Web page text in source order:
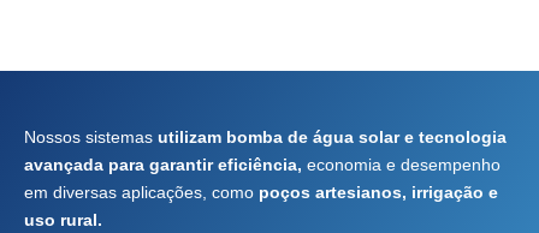
Nossos sistemas utilizam bomba de água solar e tecnologia
avançada para garantir eficiência, economia e desempenho
em diversas aplicações, como poços artesianos, irrigação e
uso rural.